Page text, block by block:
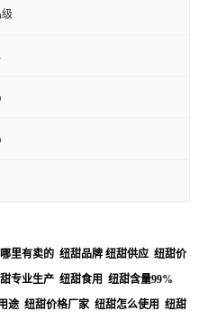
里有卖的 纽甜品牌 纽甜供应 纽甜价
专业生产 纽甜食用 纽甜含量99%
途 纽甜价格厂家 纽甜怎么使用 纽甜